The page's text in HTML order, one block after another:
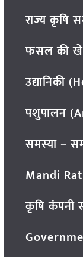
राज्य कृषि
फसल की
उद्यानिकी
पशुपालन
समस्या –
Mandi
कृषि कंपनी